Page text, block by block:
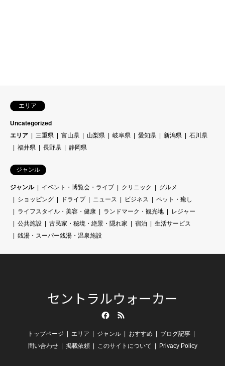
エリア
Uncategorized
エリア
三重県 富山県 山梨県 岐阜県 愛知県 新潟県
石川県
福井県
長野県 静岡県
ジャンル
ジャンル イベント・博覧会・ライブ クリニック
グルメ
ショッピング
ドライブ ニュース ビジネス
ペット・癒し
ライフスタイル・美容・健康
ランドマーク・観光地
レジャー
公共施設
古民家・秘境・絶景・隠れ家 宿泊
生活サービス
銭湯・スーパー銭湯・温泉施設
セントラルウォーカー
トップページ エリア ジャンル おすすめ
ブログ記事
問い合わせ
掲載依頼 このサイトについて Privacy Policy